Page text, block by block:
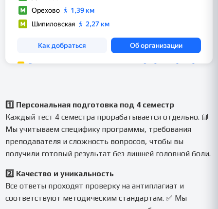
1️⃣ Персональная подготовка под 4 семестр
Каждый тест 4 семестра прорабатывается отдельно. 📘
Мы учитываем специфику программы, требования
преподавателя и сложность вопросов, чтобы вы
получили готовый результат без лишней головной боли.
2️⃣ Качество и уникальность
Все ответы проходят проверку на антиплагиат и
соответствуют методическим стандартам. ✅ Мы